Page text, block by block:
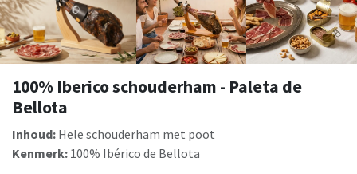
100% Iberico schouderham - Paleta de
Bellota
Inhoud: Hele schouderham met poot
Kenmerk: 100% Ibérico de Bellota